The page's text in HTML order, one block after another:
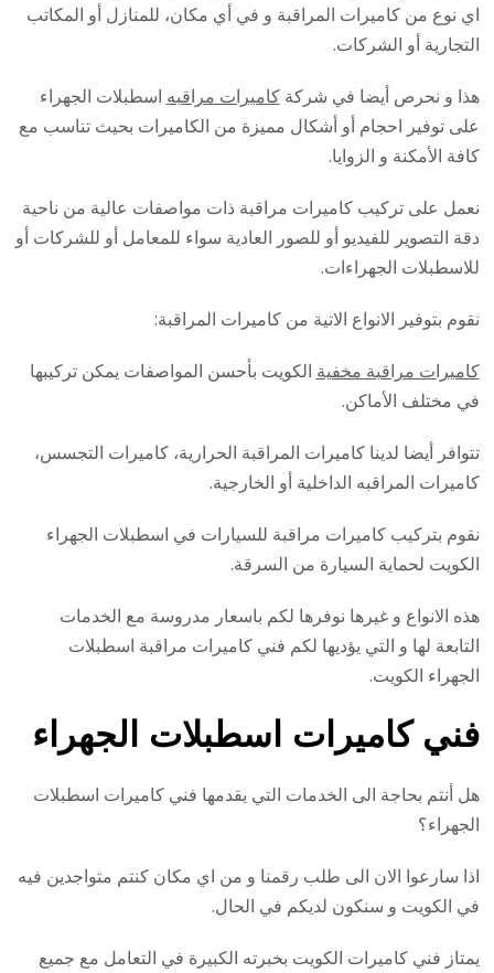
اي نوع من كاميرات المراقبة و في أي مكان، للمنازل أو المكاتب
التجارية أو الشركات.
هذا و نحرص أيضا في شركةكاميرات مراقبه اسطبلات الجهراء
على توفير احجام أو أشكال مميزة من الكاميرات بحيث تناسب مع
كافة الأمكنة و الزوايا.
نعمل على تركيب كاميرات مراقبة ذات مواصفات عالية من ناحية
دقة التصوير للفيديو أو للصور العادية سواء للمعامل أو للشركات أو
للاسطبلات الجهراءات.
نقوم بتوفير الانواع الاتية من كاميرات المراقبة:
كاميرات مراقبة مخفية الكويت بأحسن المواصفات يمكن تركيبها
في مختلف الأماكن.
تتوافر أيضا لدينا كاميرات المراقبة الحرارية، كاميرات التجسس،
كاميرات المراقبه الداخلية أو الخارجية.
نقوم بتركيب كاميرات مراقبة للسيارات في اسطبلات الجهراء
الكويت لحماية السيارة من السرقة.
هذه الانواع و غيرها نوفرها لكم باسعار مدروسة مع الخدمات
التابعة لها و التي يؤديها لكم فني كاميرات مراقبة اسطبلات
الجهراء الكويت.
فني كاميرات اسطبلات الجهراء
هل أنتم بحاجة الى الخدمات التي يقدمها فني كاميرات اسطبلات
الجهراء؟
اذا سارعوا الان الى طلب رقمنا و من اي مكان كنتم متواجدين فيه
في الكويت و سنكون لديكم في الحال.
يمتاز فني كاميرات الكويت بخبرته الكبيرة في التعامل مع جميع